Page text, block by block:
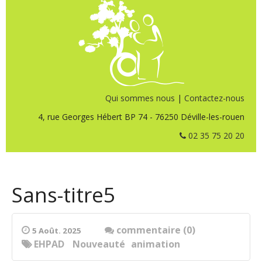
Qui sommes nous | Contactez-nous
4, rue Georges Hébert BP 74 - 76250 Déville-les-rouen
02 35 75 20 20
Sans-titre5
5 Août. 2025
commentaire (0)
animation
EHPAD Nouveauté